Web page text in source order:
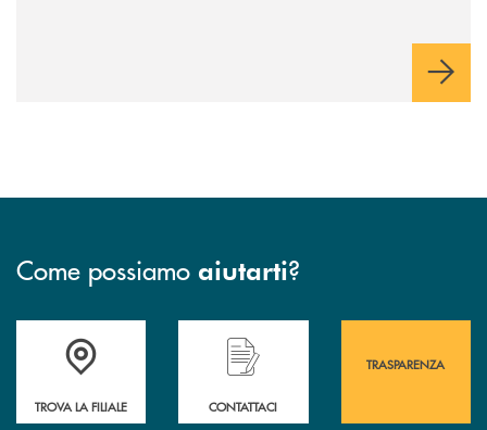
Come possiamo aiutarti?
Accedi all' elenco completo&nbsp; delle&nbsp; filiali&nbsp; di Banca
TROVA LA FILIALE
Hai bisogno di assistenza immediata?
CONTATTACI
TRASPARENZA